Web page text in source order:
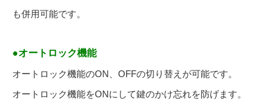
も併用可能です。
●オートロック機能
オートロック機能のON、OFFの切り替えが可能です。
オートロック機能をONにして鍵のかけ忘れを防げます。